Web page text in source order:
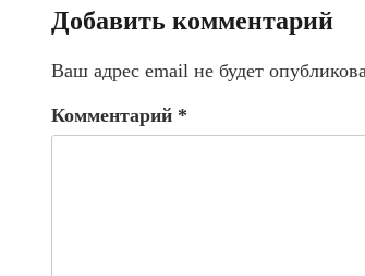
Добавить комментарий
Ваш адрес email не будет
Комментарий *